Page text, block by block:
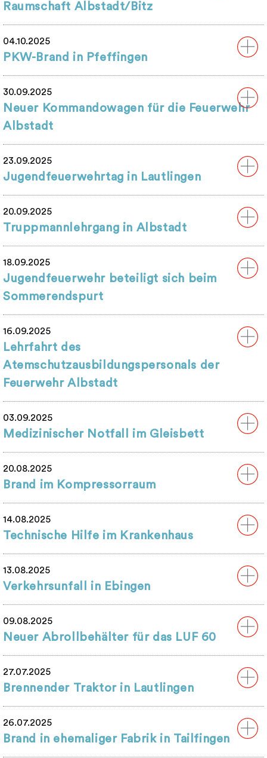
Raumschaft Albstadt/Bitz
04.10.2025
PKW-Brand in Pfeffingen
30.09.2025
Neuer Kommandowagen für die Feuerwehr
Albstadt
23.09.2025
Jugendfeuerwehrtag in Lautlingen
20.09.2025
Truppmannlehrgang in Albstadt
18.09.2025
Jugendfeuerwehr beteiligt sich beim
Sommerendspurt
16.09.2025
Lehrfahrt des
Atemschutzausbildungspersonals der
Feuerwehr Albstadt
03.09.2025
Medizinischer Notfall im Gleisbett
20.08.2025
Brand im Kompressorraum
14.08.2025
Technische Hilfe im Krankenhaus
13.08.2025
Verkehrsunfall in Ebingen
09.08.2025
Neuer Abrollbehälter für das LUF 60
27.07.2025
Brennender Traktor in Lautlingen
26.07.2025
Brand in ehemaliger Fabrik in Tailfingen